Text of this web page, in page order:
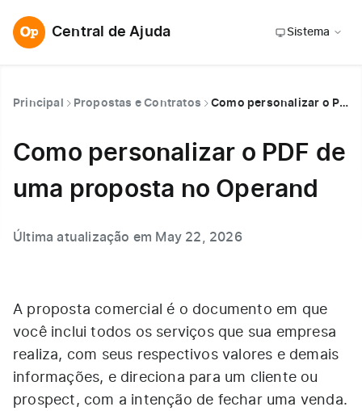
Central de Ajuda Sistema
Principal Propostas e Contratos Como personalizar o PDF de uma proposta no Operand
Como personalizar o PDF de
uma proposta no Operand
Última atualização em May 22, 2026
A proposta comercial é o documento em que
você inclui todos os serviços que sua empresa
realiza, com seus respectivos valores e demais
informações, e direciona para um cliente ou
prospect, com a intenção de fechar uma venda.